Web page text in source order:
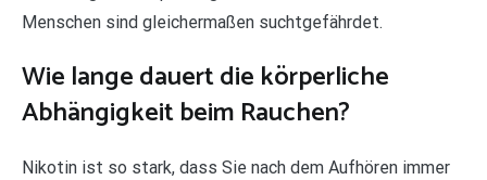
Menschen sind gleichermaßen suchtgefährdet.
Wie lange dauert die körperliche
Abhängigkeit beim Rauchen?
Nikotin ist so stark, dass Sie nach dem Aufhören immer